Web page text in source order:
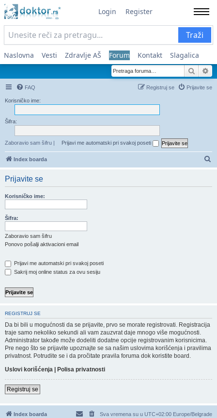
Login Register
Traži
Naslovna Vesti Zdravlje AŠ Forum Kontakt Slagalica
FAQ Prijavite se
Registruj se
Korisničko ime:
Šifra:
Zaboravio sam šifru | Prijavi me automatski pri svakoj poseti
Index boarda
Prijavite se
Korisničko ime:
Šifra:
Zaboravio sam šifru
Ponovo pošalji aktivacioni email
Prijavi me automatski pri svakoj poseti
Sakrij moj online status za ovu sesiju
REGISTRUJ SE
Da bi bili u mogućnosti da se prijavite, prvo se morate registrovati. Registracija
traje samo nekoliko sekundi ali vam zauzvrat daje mnogo više mogućnosti.
Administrator takođe može dodeliti dodatne opcije registrovanim korisnicima.
Pre nego što se prijavite upoznajte se sa našim uslovima korišćenja i pravilima
privatnost. Potrudite se i da pročitate pravila foruma dok koristite board.
Uslovi korišćenja
Polisa privatnosti
Registruj se
Index boarda Sva vremena su u UTC+02:00 Europe/Belgrade